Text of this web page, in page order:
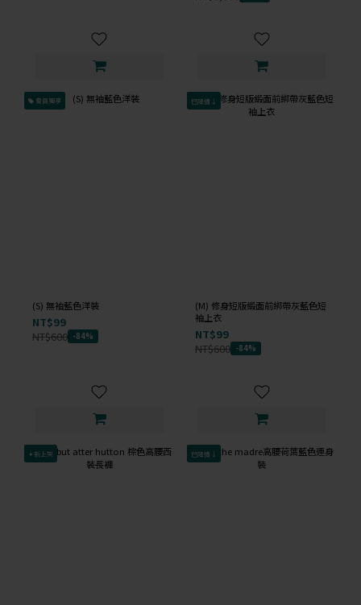
會員獨享
(S) 無袖藍色洋裝
NT$99
NT$600 -84%
已降價↓
(M) 修身短版緞面前綁帶灰藍色短
袖上衣
NT$99
NT$600 -84%
✦新上架 已降價↓